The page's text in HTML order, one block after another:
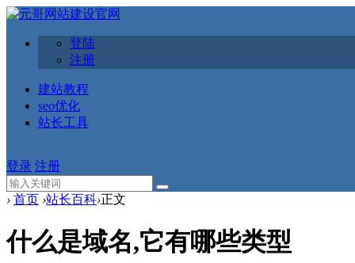
登陆
注册
建站教程
seo优化
站长工具
登录 注册
› 首页 ›站长百科›正文
什么是域名,它有哪些类型